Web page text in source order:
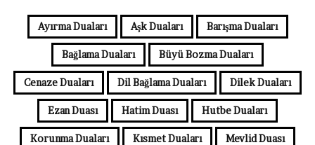
Ayırma Duaları Aşk Duaları Barışma Duaları
Bağlama Duaları Büyü Bozma Duaları
Cenaze Duaları Dil Bağlama Duaları Dilek Duaları
Ezan Duası Hatim Duası Hutbe Duaları
Korunma Duaları Kısmet Duaları Mevlid Duası